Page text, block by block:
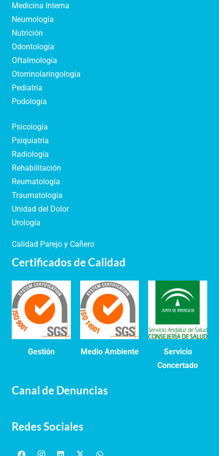
Medicina Interna
Neumología
Nutrición
Odontología
Oftalmología
Otorrinolaringología
Pediatría
Podología
Psicología
Psiquiatría
Radiología
Rehabilitación
Reumatología
Traumatología
Unidad del Dolor
Urología
Calidad Parejo y Cañero
Certificados de Calidad
Gestión Medio Ambiente
Servicio
Concertado
Canal de Denuncias
Redes Sociales